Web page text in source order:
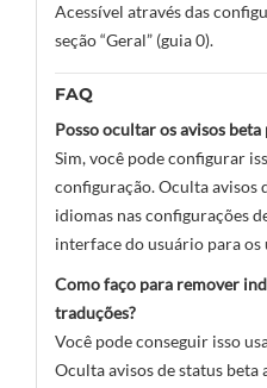
Acessível através das
seção “Geral” (guia 0).
FAQ
Posso ocultar os avisos beta
Sim, você pode configurar
configuração. Oculta avisos
idiomas nas configurações
interface do usuário para os
Como faço para remover
traduções?
Você pode conseguir isso
Oculta avisos de status beta